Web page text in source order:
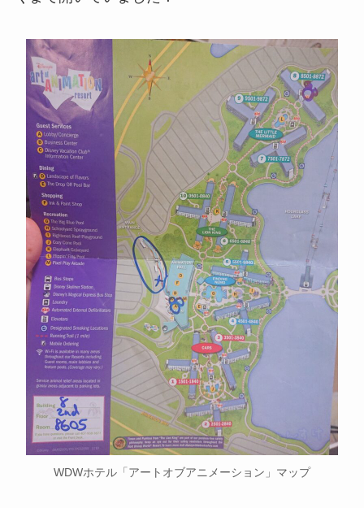
WDWホテル「アートオブアニメーション」マップ